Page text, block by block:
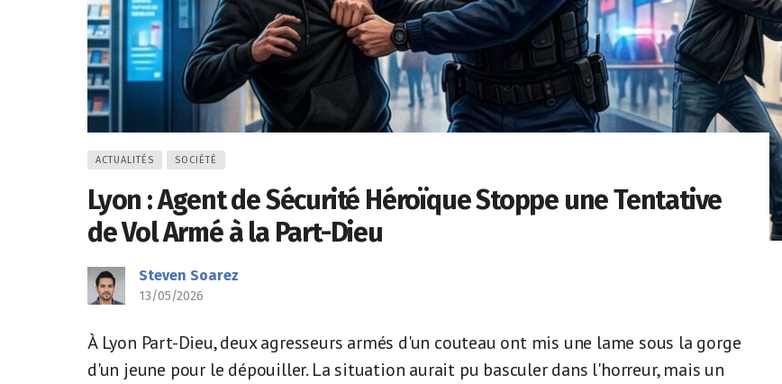
ACTUALITÉS SOCIÉTÉ
Lyon : Agent de Sécurité Héroïque Stoppe une Tentative
de Vol Armé à la Part-Dieu
Steven Soarez
13/05/2026
À Lyon Part-Dieu, deux agresseurs armés d'un couteau ont mis une lame sous la gorge
d'un jeune pour le dépouiller. La situation aurait pu basculer dans l'horreur, mais un